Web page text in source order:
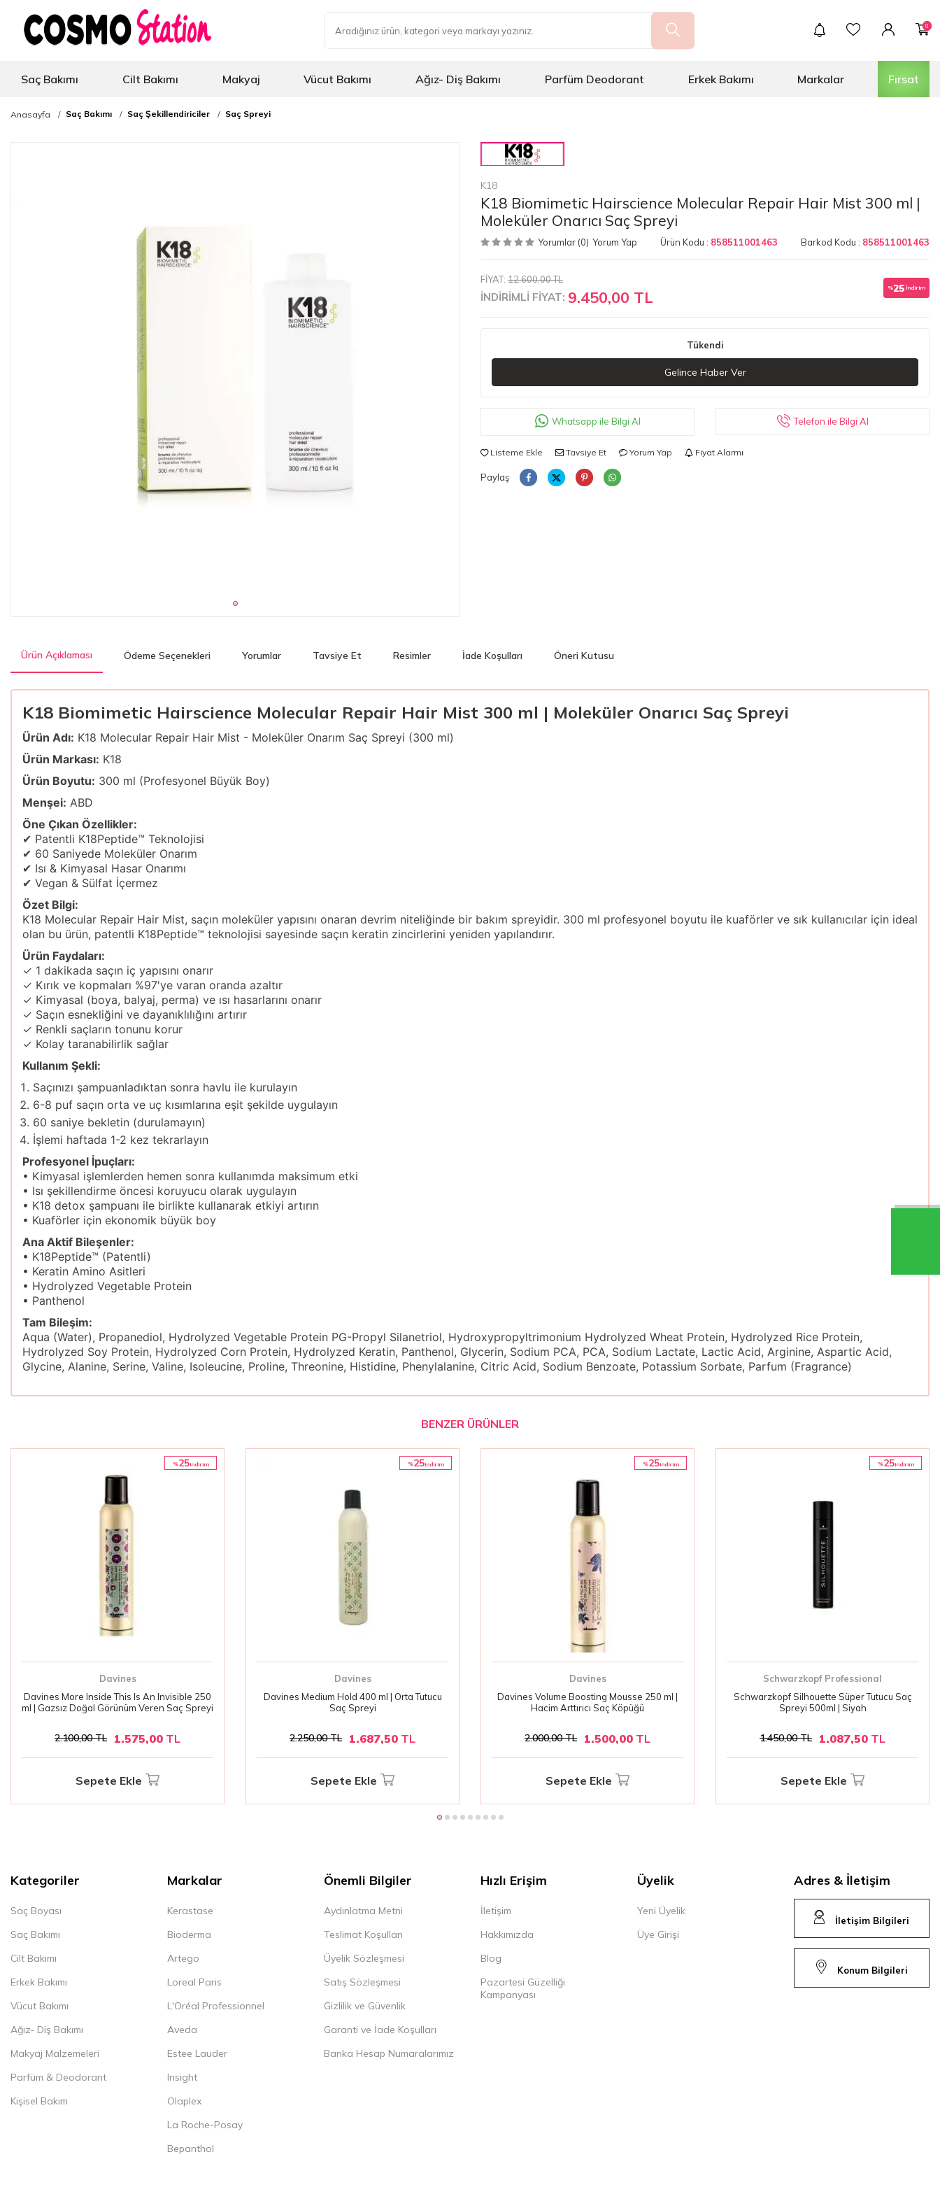
0
Saç Bakımı Cilt Bakımı Makyaj Vücut Bakımı Ağız- Diş Bakımı Parfüm Deodorant Erkek Bakımı Markalar Fırsat
Anasayfa Saç Bakımı Saç Şekillendiriciler Saç Spreyi
K18
K18 Biomimetic Hairscience Molecular Repair Hair Mist 300 ml |
Moleküler Onarıcı Saç Spreyi
Yorumlar (0) Yorum Yap Ürün Kodu : 858511001463 Barkod Kodu : 858511001463
FİYAT: 12.600,00 TL
İNDİRİMLİ FİYAT: 9.450,00 TL %25 İndirim
Tükendi
Gelince Haber Ver
Whatsapp ile Bilgi Al Telefon ile Bilgi Al
Listeme Ekle Tavsiye Et Yorum Yap Fiyat Alarmı
Paylaş
Ürün Açıklaması Ödeme Seçenekleri Yorumlar Tavsiye Et Resimler İade Koşulları Öneri Kutusu
K18 Biomimetic Hairscience Molecular Repair Hair Mist 300 ml | Moleküler Onarıcı Saç Spreyi
Ürün Adı: K18 Molecular Repair Hair Mist - Moleküler Onarım Saç Spreyi (300 ml)
Ürün Markası: K18
Ürün Boyutu: 300 ml (Profesyonel Büyük Boy)
Menşei: ABD
Öne Çıkan Özellikler:
✔ Patentli K18Peptide™ Teknolojisi
✔ 60 Saniyede Moleküler Onarım
✔ Isı & Kimyasal Hasar Onarımı
✔ Vegan & Sülfat İçermez
Özet Bilgi:
K18 Molecular Repair Hair Mist, saçın moleküler yapısını onaran devrim niteliğinde bir bakım spreyidir. 300 ml profesyonel boyutu ile kuaförler ve sık kullanıcılar için ideal
olan bu ürün, patentli K18Peptide™ teknolojisi sayesinde saçın keratin zincirlerini yeniden yapılandırır.
Ürün Faydaları:
✓ 1 dakikada saçın iç yapısını onarır
✓ Kırık ve kopmaları %97'ye varan oranda azaltır
✓ Kimyasal (boya, balyaj, perma) ve ısı hasarlarını onarır
✓ Saçın esnekliğini ve dayanıklılığını artırır
✓ Renkli saçların tonunu korur
✓ Kolay taranabilirlik sağlar
Kullanım Şekli:
Saçınızı şampuanladıktan sonra havlu ile kurulayın
6-8 puf saçın orta ve uç kısımlarına eşit şekilde uygulayın
60 saniye bekletin (durulamayın)
İşlemi haftada 1-2 kez tekrarlayın
Profesyonel İpuçları:
• Kimyasal işlemlerden hemen sonra kullanımda maksimum etki
• Isı şekillendirme öncesi koruyucu olarak uygulayın
• K18 detox şampuanı ile birlikte kullanarak etkiyi artırın
• Kuaförler için ekonomik büyük boy
Ana Aktif Bileşenler:
• K18Peptide™ (Patentli)
• Keratin Amino Asitleri
• Hydrolyzed Vegetable Protein
• Panthenol
Tam Bileşim:
Aqua (Water), Propanediol, Hydrolyzed Vegetable Protein PG-Propyl Silanetriol, Hydroxypropyltrimonium Hydrolyzed Wheat Protein, Hydrolyzed Rice Protein,
Hydrolyzed Soy Protein, Hydrolyzed Corn Protein, Hydrolyzed Keratin, Panthenol, Glycerin, Sodium PCA, PCA, Sodium Lactate, Lactic Acid, Arginine, Aspartic Acid,
Glycine, Alanine, Serine, Valine, Isoleucine, Proline, Threonine, Histidine, Phenylalanine, Citric Acid, Sodium Benzoate, Potassium Sorbate, Parfum (Fragrance)
BENZER ÜRÜNLER
%25i̇ndirim
Davines
Davines More Inside This Is An Invisible 250
ml | Gazsız Doğal Görünüm Veren Saç Spreyi
2.100,00TL 1.575,00 TL
Sepete Ekle
%25i̇ndirim
Davines
Davines Medium Hold 400 ml | Orta Tutucu
Saç Spreyi
2.250,00TL 1.687,50 TL
Sepete Ekle
%25i̇ndirim
Davines
Davines Volume Boosting Mousse 250 ml |
Hacim Arttırıcı Saç Köpüğü
2.000,00TL 1.500,00 TL
Sepete Ekle
%25i̇ndirim
Schwarzkopf Professional
Schwarzkopf Silhouette Süper Tutucu Saç
Spreyi 500ml | Siyah
1.450,00TL 1.087,50 TL
Sepete Ekle
Kategoriler
Saç Boyası
Saç Bakımı
Cilt Bakımı
Erkek Bakımı
Vücut Bakımı
Ağız- Diş Bakımı
Makyaj Malzemeleri
Parfüm & Deodorant
Kişisel Bakım
Markalar
Kerastase
Bioderma
Artego
Loreal Paris
L'Oréal Professionnel
Aveda
Estee Lauder
Insight
Olaplex
La Roche-Posay
Bepanthol
Önemli Bilgiler
Aydınlatma Metni
Teslimat Koşulları
Üyelik Sözleşmesi
Satış Sözleşmesi
Gizlilik ve Güvenlik
Garanti ve İade Koşulları
Banka Hesap Numaralarımız
Hızlı Erişim
İletişim
Hakkımızda
Blog
Pazartesi Güzelliği
Kampanyası
Üyelik
Yeni Üyelik
Üye Girişi
Adres & İletişim
İletişim Bilgileri
Konum Bilgileri